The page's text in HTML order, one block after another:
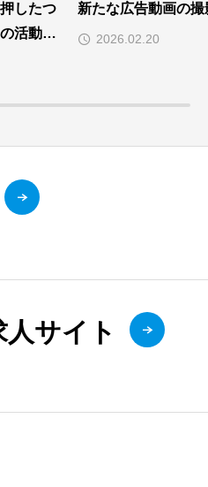
したつ
活動報
新たな広告動画の撮
2026.02.20
サイト